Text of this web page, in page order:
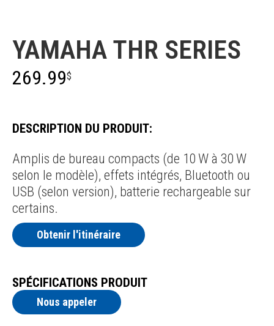
YAMAHA THR SERIES
269.99$
DESCRIPTION DU PRODUIT:
Amplis de bureau compacts (de 10 W à 30 W
selon le modèle), effets intégrés, Bluetooth ou
USB (selon version), batterie rechargeable sur
certains.
Obtenir l'itinéraire
SPÉCIFICATIONS PRODUIT
Nous appeler